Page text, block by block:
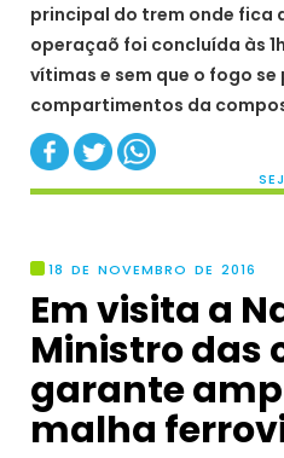
principal do trem onde fica
operaçaõ foi concluída às
vítimas e sem que o fogo
compartimentos da
18 DE NOVEMBRO DE 2016
Em visita a
Ministro das
garante
malha